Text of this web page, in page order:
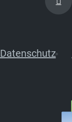
Datenschutz